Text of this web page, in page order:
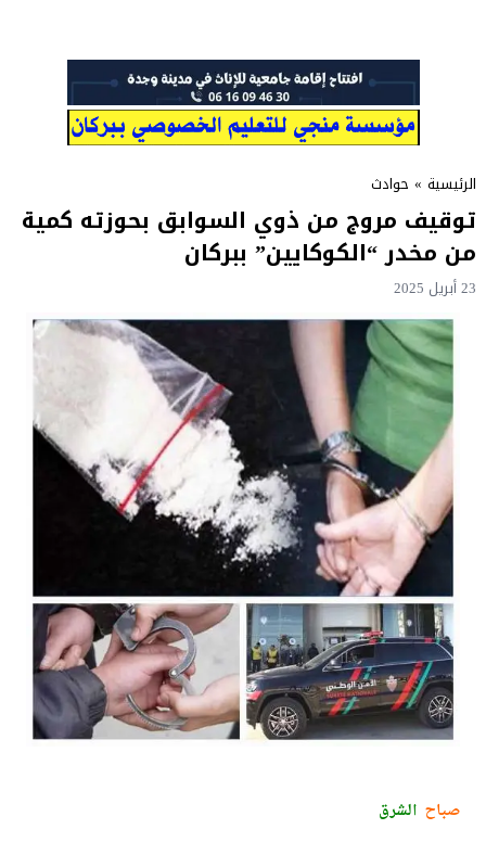
الرئيسية » حوادث
توقيف مروج من ذوي السوابق بحوزته كمية
من مخدر “الكوكايين” ببركان
23 أبريل 2025
صباح الشرق